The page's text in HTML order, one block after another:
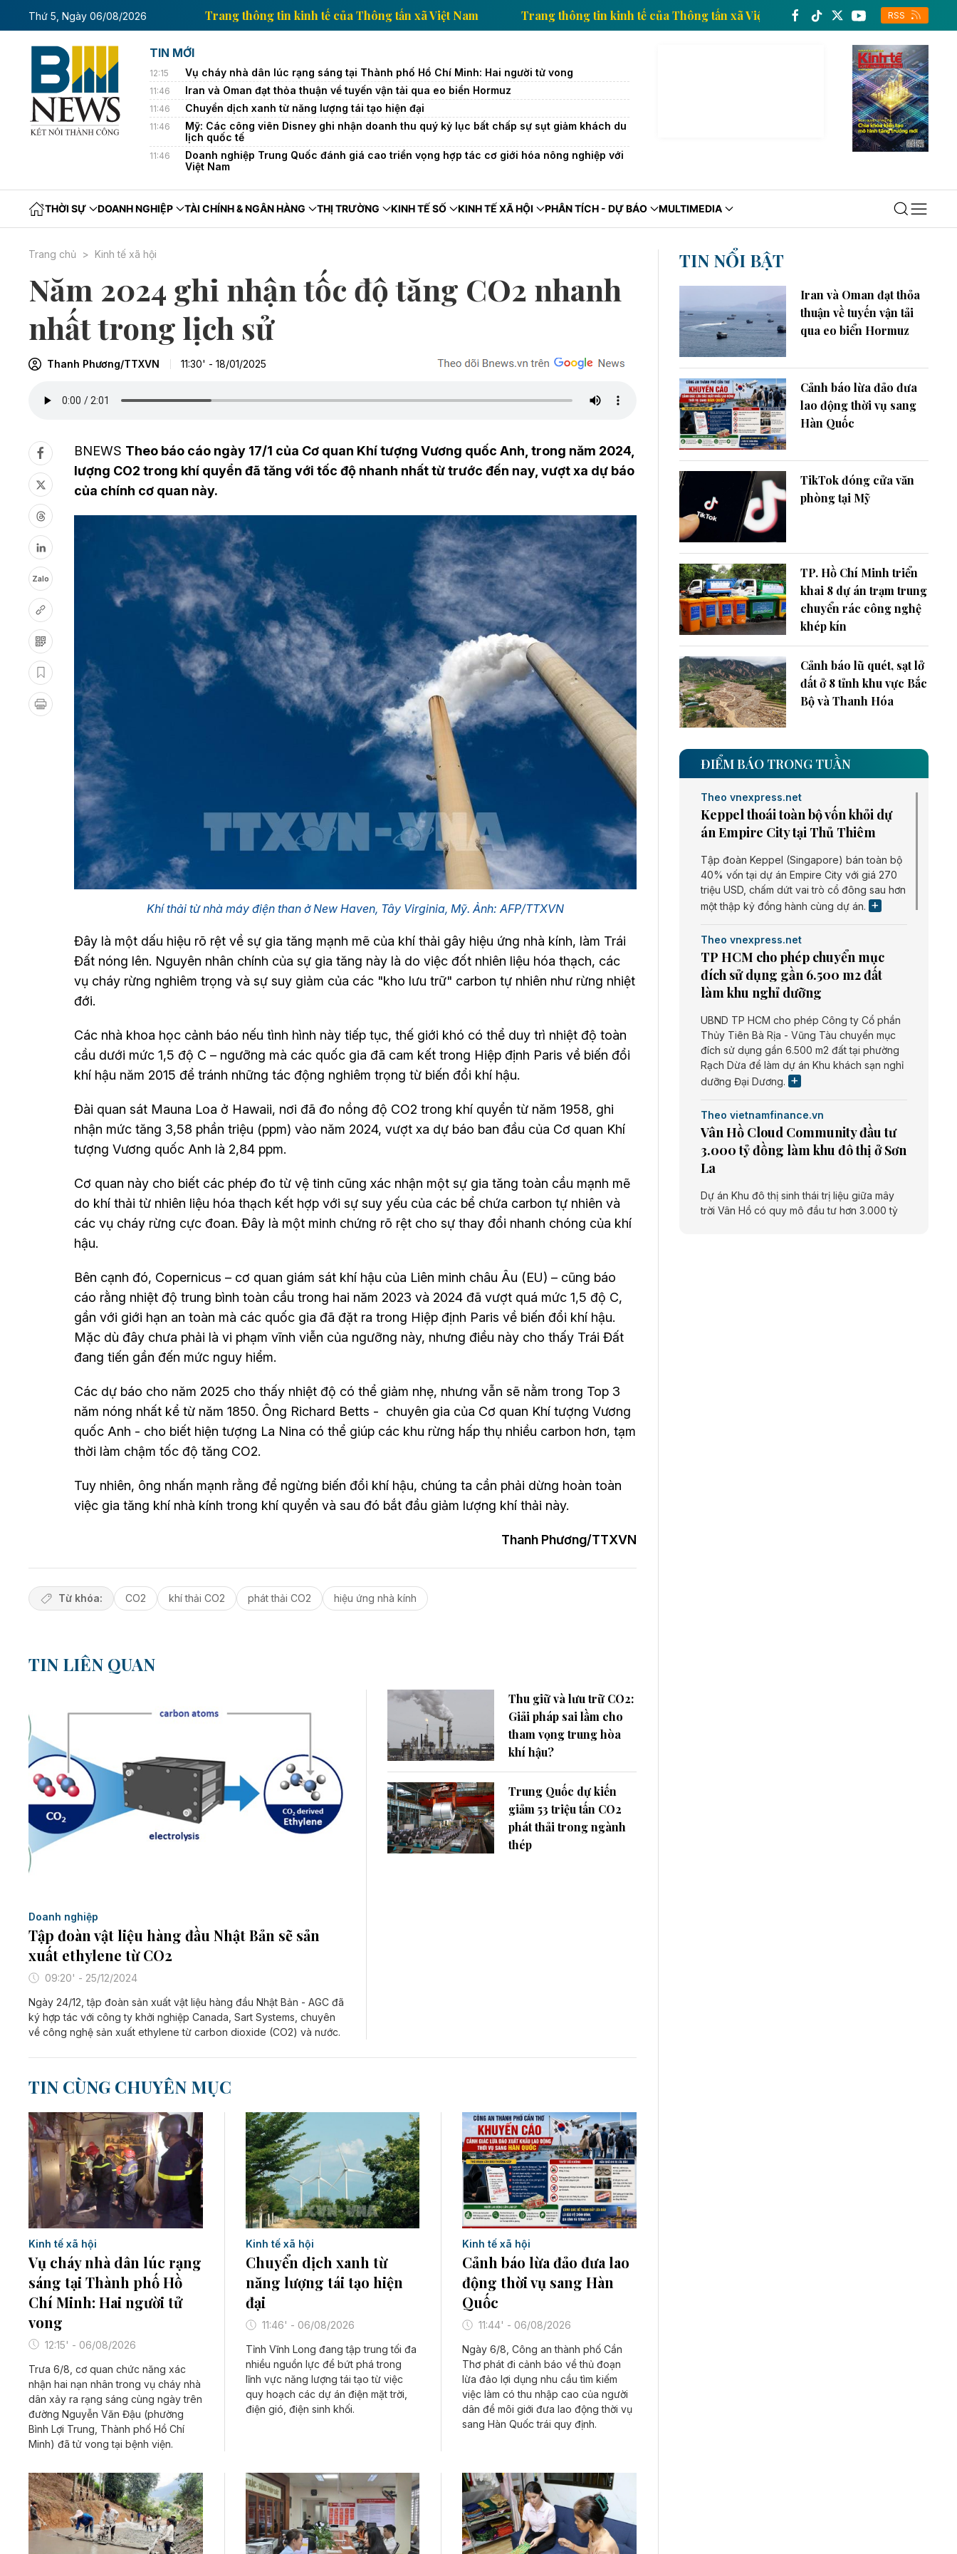
Thứ 5, Ngày 06/08/2026
tin kinh tế của Thông tấn xã Việt Nam Trang thông tin kinh tế của Thông tấn xã Việt Nam Trang thông tin kinh tế của Thông tấn xã Việt Nam Trang
RSS
TIN MỚI
12:15 Vụ cháy nhà dân lúc rạng sáng tại Thành phố Hồ Chí Minh: Hai người tử vong
11:46 Iran và Oman đạt thỏa thuận về tuyến vận tải qua eo biển Hormuz
11:46 Chuyển dịch xanh từ năng lượng tái tạo hiện đại
11:46
Mỹ: Các công viên Disney ghi nhận doanh thu quý kỷ lục bất chấp sự sụt giảm khách du
lịch quốc tế
11:46
Doanh nghiệp Trung Quốc đánh giá cao triển vọng hợp tác cơ giới hóa nông nghiệp với
Việt Nam
THỜI SỰ DOANH NGHIỆP TÀI CHÍNH & NGÂN HÀNG THỊ TRƯỜNG KINH TẾ SỐ KINH TẾ XÃ HỘI PHÂN TÍCH - DỰ BÁO MULTIMEDIA
Trang chủ Kinh tế xã hội
Năm 2024 ghi nhận tốc độ tăng CO2 nhanh
nhất trong lịch sử
Thanh Phương/TTXVN 11:30' - 18/01/2025
Zalo
BNEWS Theo báo cáo ngày 17/1 của Cơ quan Khí tượng Vương quốc Anh, trong năm 2024,
lượng CO2 trong khí quyển đã tăng với tốc độ nhanh nhất từ trước đến nay, vượt xa dự báo
của chính cơ quan này.
Khí thải từ nhà máy điện than ở New Haven, Tây Virginia, Mỹ. Ảnh: AFP/TTXVN
Đây là một dấu hiệu rõ rệt về sự gia tăng mạnh mẽ của khí thải gây hiệu ứng nhà kính, làm Trái
Đất nóng lên. Nguyên nhân chính của sự gia tăng này là do việc đốt nhiên liệu hóa thạch, các
vụ cháy rừng nghiêm trọng và sự suy giảm của các "kho lưu trữ" carbon tự nhiên như rừng nhiệt
đới.
Các nhà khoa học cảnh báo nếu tình hình này tiếp tục, thế giới khó có thể duy trì nhiệt độ toàn
cầu dưới mức 1,5 độ C – ngưỡng mà các quốc gia đã cam kết trong Hiệp định Paris về biến đổi
khí hậu năm 2015 để tránh những tác động nghiêm trọng từ biến đổi khí hậu.
Đài quan sát Mauna Loa ở Hawaii, nơi đã đo nồng độ CO2 trong khí quyển từ năm 1958, ghi
nhận mức tăng 3,58 phần triệu (ppm) vào năm 2024, vượt xa dự báo ban đầu của Cơ quan Khí
tượng Vương quốc Anh là 2,84 ppm.
Cơ quan này cho biết các phép đo từ vệ tinh cũng xác nhận một sự gia tăng toàn cầu mạnh mẽ
do khí thải từ nhiên liệu hóa thạch kết hợp với sự suy yếu của các bể chứa carbon tự nhiên và
các vụ cháy rừng cực đoan. Đây là một minh chứng rõ rệt cho sự thay đổi nhanh chóng của khí
hậu.
Bên cạnh đó, Copernicus – cơ quan giám sát khí hậu của Liên minh châu Âu (EU) – cũng báo
cáo rằng nhiệt độ trung bình toàn cầu trong hai năm 2023 và 2024 đã vượt quá mức 1,5 độ C,
gần với giới hạn an toàn mà các quốc gia đã đặt ra trong Hiệp định Paris về biến đổi khí hậu.
Mặc dù đây chưa phải là vi phạm vĩnh viễn của ngưỡng này, nhưng điều này cho thấy Trái Đất
đang tiến gần đến mức nguy hiểm.
Các dự báo cho năm 2025 cho thấy nhiệt độ có thể giảm nhẹ, nhưng vẫn sẽ nằm trong Top 3
năm nóng nhất kể từ năm 1850. Ông Richard Betts - chuyên gia của Cơ quan Khí tượng Vương
quốc Anh - cho biết hiện tượng La Nina có thể giúp các khu rừng hấp thụ nhiều carbon hơn, tạm
thời làm chậm tốc độ tăng CO2.
Tuy nhiên, ông nhấn mạnh rằng để ngừng biến đổi khí hậu, chúng ta cần phải dừng hoàn toàn
việc gia tăng khí nhà kính trong khí quyển và sau đó bắt đầu giảm lượng khí thải này.
Thanh Phương/TTXVN
Từ khóa: CO2 khí thải CO2 phát thải CO2 hiệu ứng nhà kính
TIN LIÊN QUAN
Doanh nghiệp
Tập đoàn vật liệu hàng đầu Nhật Bản sẽ sản
xuất ethylene từ CO2
09:20' - 25/12/2024
Ngày 24/12, tập đoàn sản xuất vật liệu hàng đầu Nhật Bản - AGC đã
ký hợp tác với công ty khởi nghiệp Canada, Sart Systems, chuyên
về công nghệ sản xuất ethylene từ carbon dioxide (CO2) và nước.
Thu giữ và lưu trữ CO2:
Giải pháp sai lầm cho
tham vọng trung hòa
khí hậu?
Trung Quốc dự kiến
giảm 53 triệu tấn CO2
phát thải trong ngành
thép
TIN CÙNG CHUYÊN MỤC
Kinh tế xã hội
Vụ cháy nhà dân lúc rạng
sáng tại Thành phố Hồ
Chí Minh: Hai người tử
vong
12:15' - 06/08/2026
Trưa 6/8, cơ quan chức năng xác
nhận hai nạn nhân trong vụ cháy nhà
dân xảy ra rạng sáng cùng ngày trên
đường Nguyễn Văn Đậu (phường
Bình Lợi Trung, Thành phố Hồ Chí
Minh) đã tử vong tại bệnh viện.
Kinh tế xã hội
Chuyển dịch xanh từ
năng lượng tái tạo hiện
đại
11:46' - 06/08/2026
Tỉnh Vĩnh Long đang tập trung tối đa
nhiều nguồn lực để bứt phá trong
lĩnh vực năng lượng tái tạo từ việc
quy hoạch các dự án điện mặt trời,
điện gió, điện sinh khối.
Kinh tế xã hội
Cảnh báo lừa đảo đưa lao
động thời vụ sang Hàn
Quốc
11:44' - 06/08/2026
Ngày 6/8, Công an thành phố Cần
Thơ phát đi cảnh báo về thủ đoạn
lừa đảo lợi dụng nhu cầu tìm kiếm
việc làm có thu nhập cao của người
dân để môi giới đưa lao động thời vụ
sang Hàn Quốc trái quy định.
TIN NỔI BẬT
Iran và Oman đạt thỏa
thuận về tuyến vận tải
qua eo biển Hormuz
Cảnh báo lừa đảo đưa
lao động thời vụ sang
Hàn Quốc
TikTok đóng cửa văn
phòng tại Mỹ
TP. Hồ Chí Minh triển
khai 8 dự án trạm trung
chuyển rác công nghệ
khép kín
Cảnh báo lũ quét, sạt lở
đất ở 8 tỉnh khu vực Bắc
Bộ và Thanh Hóa
ĐIỂM BÁO TRONG TUẦN
Theo vnexpress.net
Keppel thoái toàn bộ vốn khỏi dự
án Empire City tại Thủ Thiêm
Tập đoàn Keppel (Singapore) bán toàn bộ
40% vốn tại dự án Empire City với giá 270
triệu USD, chấm dứt vai trò cổ đông sau hơn
một thập kỷ đồng hành cùng dự án.
Theo vnexpress.net
TP HCM cho phép chuyển mục
đích sử dụng gần 6.500 m2 đất
làm khu nghỉ dưỡng
UBND TP HCM cho phép Công ty Cổ phần
Thủy Tiên Bà Rịa - Vũng Tàu chuyển mục
đích sử dụng gần 6.500 m2 đất tại phường
Rạch Dừa để làm dự án Khu khách sạn nghỉ
dưỡng Đại Dương.
Theo vietnamfinance.vn
Vân Hồ Cloud Community đầu tư
3.000 tỷ đồng làm khu đô thị ở Sơn
La
Dự án Khu đô thị sinh thái trị liệu giữa mây
trời Vân Hồ có quy mô đầu tư hơn 3.000 tỷ